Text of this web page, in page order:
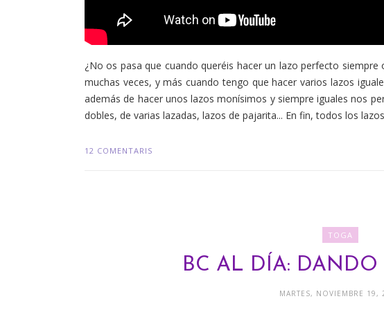
¿No os pasa que cuando queréis hacer un lazo perfecto
muchas veces, y más cuando tengo que hacer varios lazos
además de hacer unos lazos monísimos y siempre iguales nos
dobles, de varias lazadas, lazos de pajarita... En fin, todos los
12 COMENTARIS
TOGA
BC AL DÍA: DANDO
MARTES, NOVIEMBRE 19,